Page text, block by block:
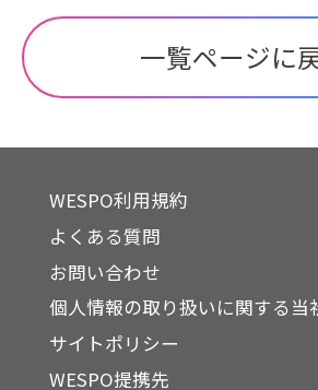
一覧ページに
WESPO利用規約
よくある質問
お問い合わせ
個人情報の取り扱いに関する当
サイトポリシー
WESPO提携先